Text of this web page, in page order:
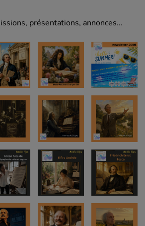
présentations, annonces...